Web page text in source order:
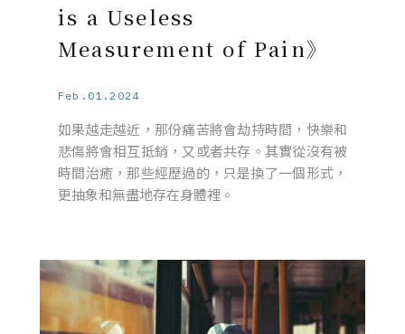
is a Useless
Measurement of Pain》
Feb.01.2024
如果越走越近，那份痛苦將會劫持時間，快樂和
悲傷將會相互抵銷，又或者共存。其實從沒有被
時間治癒，那些經歷過的，只是換了一個形式，
更抽象和無盡地存在身體裡。